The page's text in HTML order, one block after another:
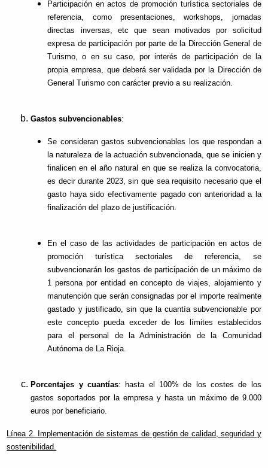
Participación en actos de promoción turística sectoriales de
referencia, como presentaciones, workshops, jornadas
directas inversas, etc que sean motivados por solicitud
expresa de participación por parte de la Dirección General de
Turismo, o en su caso, por interés de participación de la
propia empresa, que deberá ser validada por la Dirección de
General Turismo con carácter previo a su realización.
Gastos subvencionables:
Se consideran gastos subvencionables los que respondan a
la naturaleza de la actuación subvencionada, que se inicien y
finalicen en el año natural en que se realiza la convocatoria,
es decir durante 2023, sin que sea requisito necesario que el
gasto haya sido efectivamente pagado con anterioridad a la
finalización del plazo de justificación.
En el caso de las actividades de participación en actos de
promoción turística sectoriales de referencia, se
subvencionarán los gastos de participación de un máximo de
1 persona por entidad en concepto de viajes, alojamiento y
manutención que serán consignadas por el importe realmente
gastado y justificado, sin que la cuantía subvencionable por
este concepto pueda exceder de los límites establecidos
para el personal de la Administración de la Comunidad
Autónoma de La Rioja.
Porcentajes y cuantías: hasta el 100% de los costes de los
gastos soportados por la empresa y hasta un máximo de 9.000
euros por beneficiario.
Línea 2. Implementación de sistemas de gestión de calidad, seguridad y
sostenibilidad.